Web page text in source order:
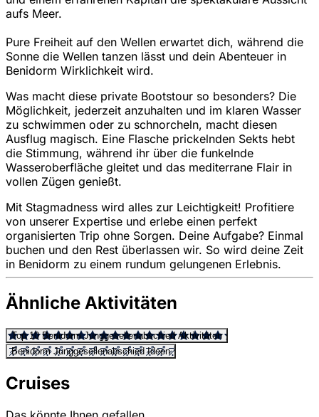
aufs Meer.
Pure Freiheit auf den Wellen erwartet dich, während die
Sonne die Wellen tanzen lässt und dein Abenteuer in
Benidorm Wirklichkeit wird.
Was macht diese private Bootstour so besonders? Die
Möglichkeit, jederzeit anzuhalten und im klaren Wasser
zu schwimmen oder zu schnorcheln, macht diesen
Ausflug magisch. Eine Flasche prickelnden Sekts hebt
die Stimmung, während ihr über die funkelnde
Wasseroberfläche gleitet und das mediterrane Flair in
vollen Zügen genießt.
Mit Stagmadness wird alles zur Leichtigkeit! Profitiere
von unserer Expertise und erlebe einen perfekt
organisierten Trip ohne Sorgen. Deine Aufgabe? Einmal
buchen und den Rest überlassen wir. So wird deine Zeit
in Benidorm zu einem rundum gelungenen Erlebnis.
Ähnliche Aktivitäten
Top 10 Benidorm Junggesellenabschied Aktivitäten
Benidorm Junggesellenabschied Ideen
Cruises